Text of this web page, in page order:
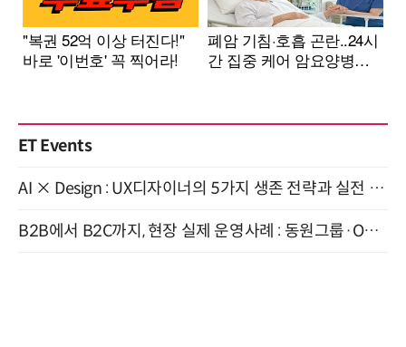
ET Events
AI × Design : UX디자이너의 5가지 생존 전략과 실전 대응 8월 28일 개최
B2B에서 B2C까지, 현장 실제 운영사례 : 동원그룹·OCI·다이닝브랜즈그룹·당근 (8/27)